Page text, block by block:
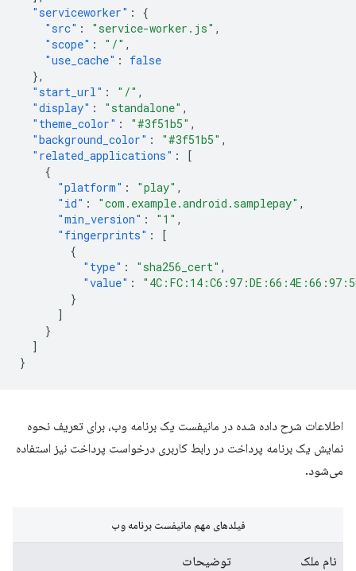
"serviceworker" :
{
"src" : "service-worker.js" ,
"scope" : "/" ,
"use_cache" :
false
},
"start_url" : "/" ,
"display" : "standalone" ,
"theme_color" : "#3f51b5" ,
"background_color" : "#3f51b5" ,
"related_applications" :
[
{
"platform" : "play" ,
"id" : "com.example.android.samplepay" ,
"min_version" : "1" ,
"fingerprints" :
[
{
"type" : "sha256_cert" ,
"value" :
}
]
}
]
}
اطلاعات شرح داده شده در مانیفست یک برنامه وب، برای تعریف نحوه
نمایش یک برنامه پرداخت در رابط کاربری درخواست پرداخت نیز استفاده
می‌شود.
نام ملک توضیحات
فیلدهای مهم مانیفست برنامه وب